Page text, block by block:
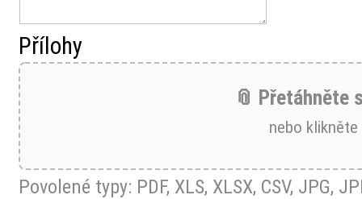
Přílohy
📎 Přetáhněte
nebo
Povolené typy: PDF, XLS, XLSX, CSV, JPG,